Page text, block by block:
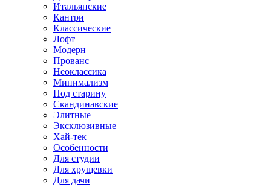
Итальянские
Кантри
Классические
Лофт
Модерн
Прованс
Неоклассика
Минимализм
Под старину
Скандинавские
Элитные
Эксклюзивные
Хай-тек
Особенности
Для студии
Для хрущевки
Для дачи